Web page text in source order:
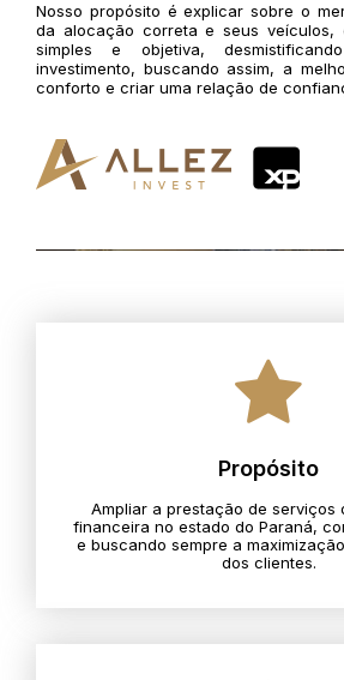
Nosso propósito é explicar sobre o
da alocação correta e seus veículos,
simples e objetiva,
investimento, buscando assim, a
conforto e criar uma relação de
Propósito
Ampliar a prestação de serviços
financeira no estado do Paraná,
e buscando sempre a
dos clientes.